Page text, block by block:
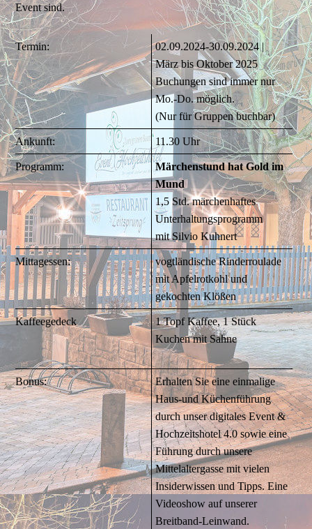
Event sind.
Termin:
02.09.2024-30.09.2024 |
März bis Oktober 2025
Buchungen sind immer nur
Mo.-Do. möglich.
(Nur für Gruppen buchbar)
Ankunft: 11.30 Uhr
Programm:
Märchenstund hat Gold im
Mund
1,5 Std. märchenhaftes
Unterhaltungsprogramm
mit Silvio Kuhnert
Mittagessen:
vogtländische Rinderroulade
mit Apfelrotkohl und
gekochten Klößen
Kaffeegedeck
1 Topf Kaffee, 1 Stück
Kuchen mit Sahne
Bonus:
Erhalten Sie eine einmalige
Haus-und Küchenführung
durch unser digitales Event &
Hochzeitshotel 4.0 sowie eine
Führung durch unsere
Mittelaltergasse mit vielen
Insiderwissen und Tipps. Eine
Videoshow auf unserer
Breitband-Leinwand.